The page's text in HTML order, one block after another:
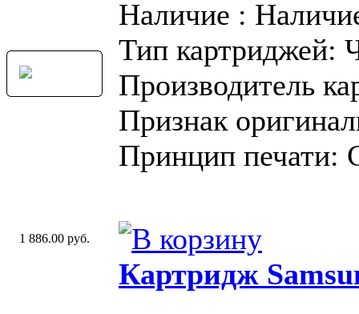
Наличие :
Тип картриджей:
Производитель
Признак
Принцип печати:
1 886.00 руб.
Картридж